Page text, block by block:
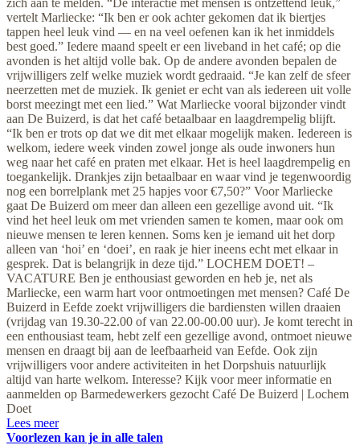
zich aan te melden. “De interactie met mensen is ontzettend leuk,”
vertelt Marliecke: “Ik ben er ook achter gekomen dat ik biertjes
tappen heel leuk vind — en na veel oefenen kan ik het inmiddels
best goed.” Iedere maand speelt er een liveband in het café; op die
avonden is het altijd volle bak. Op de andere avonden bepalen de
vrijwilligers zelf welke muziek wordt gedraaid. “Je kan zelf de sfeer
neerzetten met de muziek. Ik geniet er echt van als iedereen uit volle
borst meezingt met een lied.” Wat Marliecke vooral bijzonder vindt
aan De Buizerd, is dat het café betaalbaar en laagdrempelig blijft.
“Ik ben er trots op dat we dit met elkaar mogelijk maken. Iedereen is
welkom, iedere week vinden zowel jonge als oude inwoners hun
weg naar het café en praten met elkaar. Het is heel laagdrempelig en
toegankelijk. Drankjes zijn betaalbaar en waar vind je tegenwoordig
nog een borrelplank met 25 hapjes voor €7,50?” Voor Marliecke
gaat De Buizerd om meer dan alleen een gezellige avond uit. “Ik
vind het heel leuk om met vrienden samen te komen, maar ook om
nieuwe mensen te leren kennen. Soms ken je iemand uit het dorp
alleen van ‘hoi’ en ‘doei’, en raak je hier ineens echt met elkaar in
gesprek. Dat is belangrijk in deze tijd.” LOCHEM DOET! –
VACATURE Ben je enthousiast geworden en heb je, net als
Marliecke, een warm hart voor ontmoetingen met mensen? Café De
Buizerd in Eefde zoekt vrijwilligers die bardiensten willen draaien
(vrijdag van 19.30-22.00 of van 22.00-00.00 uur). Je komt terecht in
een enthousiast team, hebt zelf een gezellige avond, ontmoet nieuwe
mensen en draagt bij aan de leefbaarheid van Eefde. Ook zijn
vrijwilligers voor andere activiteiten in het Dorpshuis natuurlijk
altijd van harte welkom. Interesse? Kijk voor meer informatie en
aanmelden op Barmedewerkers gezocht Café De Buizerd | Lochem
Doet
Lees meer
Voorlezen kan je in alle talen